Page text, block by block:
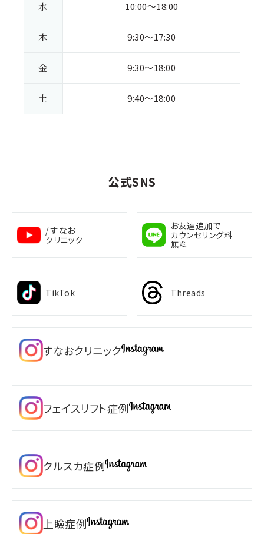
水
木
金
土
10:00～18:00
9:30～17:30
9:30～18:00
9:40～18:00
公式SNS
/ すなお
クリニック
お友達追加で
カウンセリング料
無料
TikTok Threads
すなおクリニック
フェイスリフト症例
クルスカ症例
上瞼症例